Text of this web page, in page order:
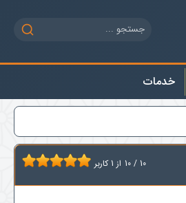
خدمات
10 / 10 از 1 کاربر